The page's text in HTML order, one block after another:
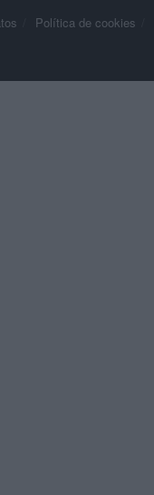
Política de cookies